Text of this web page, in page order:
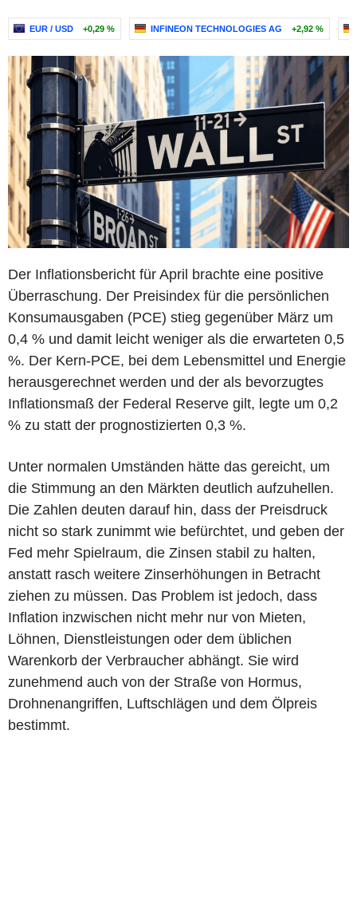
EUR / USD +0,29 % INFINEON TECHNOLOGIES AG +2,92 %
Der Inflationsbericht für April brachte eine positive
Überraschung. Der Preisindex für die persönlichen
Konsumausgaben (PCE) stieg gegenüber März um
0,4 % und damit leicht weniger als die erwarteten 0,5
%. Der Kern-PCE, bei dem Lebensmittel und Energie
herausgerechnet werden und der als bevorzugtes
Inflationsmaß der Federal Reserve gilt, legte um 0,2
% zu statt der prognostizierten 0,3 %.
Unter normalen Umständen hätte das gereicht, um
die Stimmung an den Märkten deutlich aufzuhellen.
Die Zahlen deuten darauf hin, dass der Preisdruck
nicht so stark zunimmt wie befürchtet, und geben der
Fed mehr Spielraum, die Zinsen stabil zu halten,
anstatt rasch weitere Zinserhöhungen in Betracht
ziehen zu müssen. Das Problem ist jedoch, dass
Inflation inzwischen nicht mehr nur von Mieten,
Löhnen, Dienstleistungen oder dem üblichen
Warenkorb der Verbraucher abhängt. Sie wird
zunehmend auch von der Straße von Hormus,
Drohnenangriffen, Luftschlägen und dem Ölpreis
bestimmt.